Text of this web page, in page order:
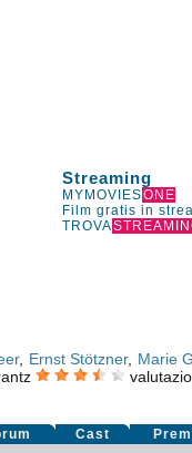
Streaming
MYMOVIESONE
Film gratis in
TROVA
, Ernst Stötzner, Marie
Cast